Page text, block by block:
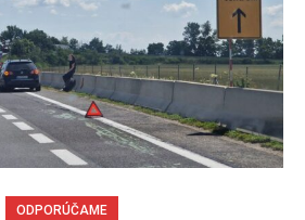
ODPORÚČAME